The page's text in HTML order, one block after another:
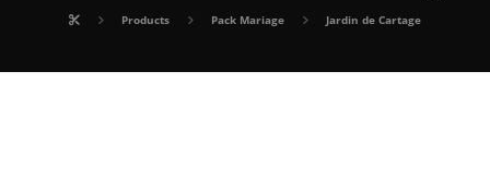
Products Pack Mariage Jardin de Cartage